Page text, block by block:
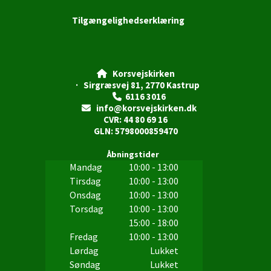
Tilgængelighedserklæring
Korsvejskirken
· Sirgræsvej 81, 2770 Kastrup
 6116 3016

info@korsvejskirken.dk
CVR: 44 80 69 16
GLN: 5798000859470
Åbningstider
Mandag
10:00 - 13:00
Tirsdag
10:00 - 13:00
Onsdag
10:00 - 13:00
Torsdag
10:00 - 13:00
15:00 - 18:00
Fredag
10:00 - 13:00
Lørdag
Lukket
Søndag
Lukket